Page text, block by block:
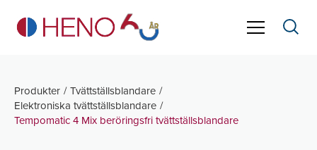
Produkter
Tvättställsblandare
Elektroniska tvättställsblandare
Tempomatic 4 Mix beröringsfri tvättställsblandare